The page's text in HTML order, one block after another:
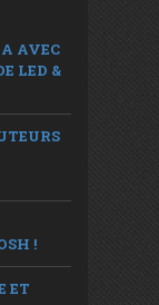
AVEC
LED &
!
ET